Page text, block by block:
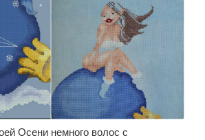
Осени немного волос с